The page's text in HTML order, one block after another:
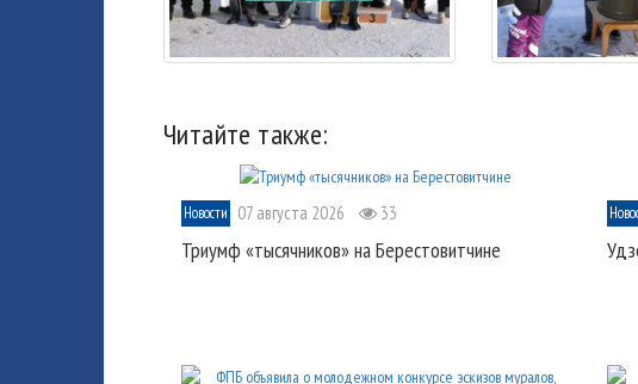
Читайте также:
Новости 07 августа 2026 33
Триумф «тысячников» на Берестовитчине